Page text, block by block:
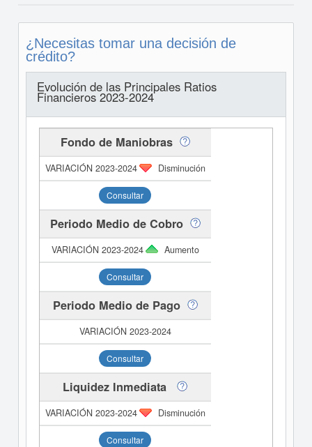
¿Necesitas tomar una decisión de
crédito?
Evolución de las Principales Ratios
Financieros 2023-2024
Fondo de Maniobras
Disminución
Consultar
Periodo Medio de Cobro
Aumento
Consultar
Periodo Medio de Pago
Consultar
Liquidez Inmediata
Disminución
Consultar